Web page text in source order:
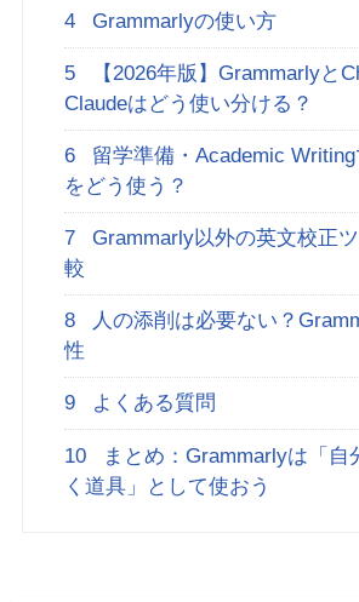
4 Grammarlyの使い方
5
【2026年版】Grammarlyと
Claudeはどう使い分ける？
6
留学準備・Academic
をどう使う？
7
Grammarly以外の英文校正
較
8
人の添削は必要ない？
性
9 よくある質問
10
まとめ：Grammarlyは「自
く道具」として使おう